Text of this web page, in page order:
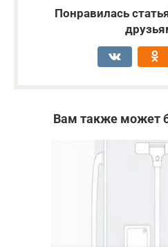
Понравилась
Вам также может